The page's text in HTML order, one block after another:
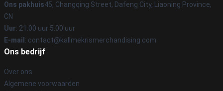
Ons pakhuis45, Changqing Street, Dafeng City, Liaoning Province,
CN
Uur: 21.00 uur 5.00 uur
E-mail : contact@kallmekrismerchandising.com
Ons bedrijf
Over ons
Algemene voorwaarden